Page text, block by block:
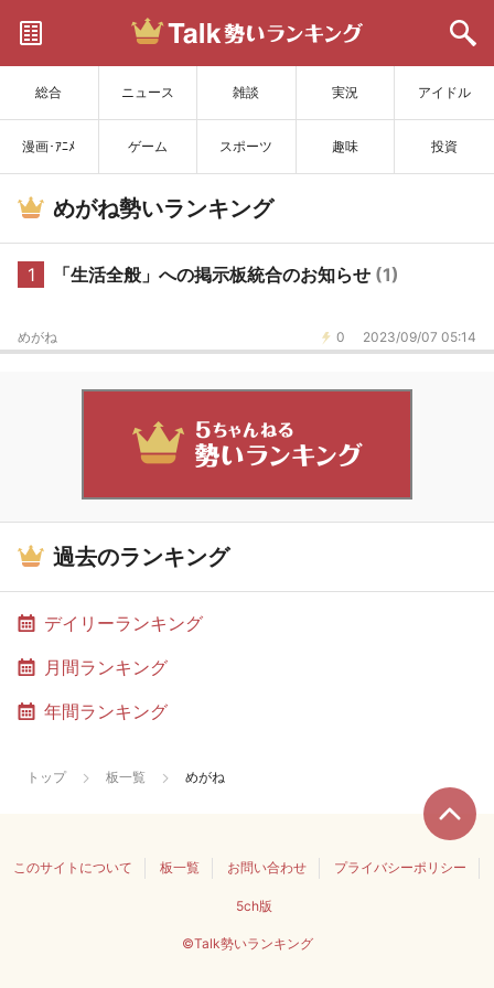
総合 ニュース 雑談 実況 アイドル
漫画･ｱﾆﾒ ゲーム スポーツ 趣味 投資
サイトを更新
めがね勢いランキング
1 「生活全般」への掲示板統合のお知らせ (1)
0 2023/09/07 05:14
めがね
過去のランキング
デイリーランキング
月間ランキング
年間ランキング
トップ 板一覧 めがね
このサイトについて 板一覧 お問い合わせ プライバシーポリシー
5ch版
©Talk勢いランキング